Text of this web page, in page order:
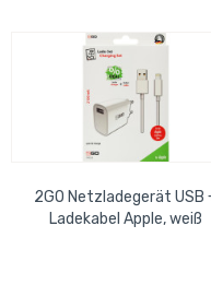
2GO Netzladegerät USB
Ladekabel Apple, weiß